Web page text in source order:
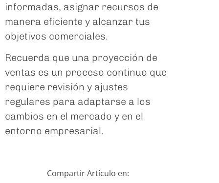
informadas, asignar recursos de
manera eficiente y alcanzar tus
objetivos comerciales.
Recuerda que una proyección de
ventas es un proceso continuo que
requiere revisión y ajustes
regulares para adaptarse a los
cambios en el mercado y en el
entorno empresarial.
Compartir Artículo en: